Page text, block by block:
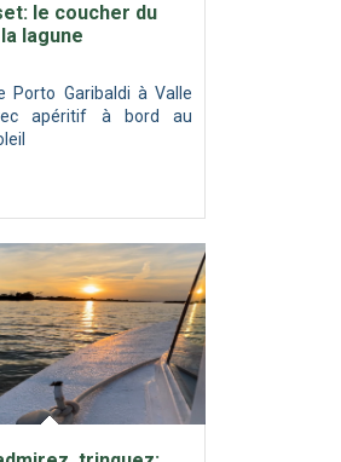
le coucher du
lagune
Porto Garibaldi à Valle
apéritif à bord au